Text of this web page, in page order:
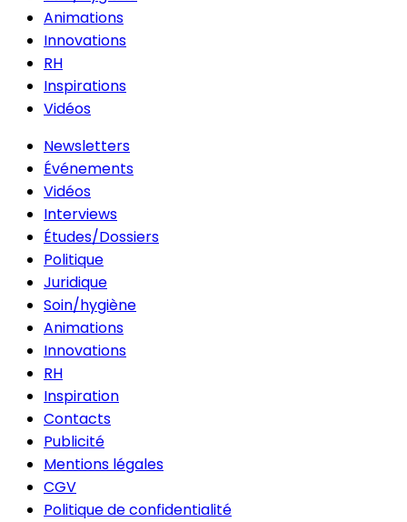
Animations
Innovations
RH
Inspirations
Vidéos
Newsletters
Événements
Vidéos
Interviews
Études/Dossiers
Politique
Juridique
Soin/hygiène
Animations
Innovations
RH
Inspiration
Contacts
Publicité
Mentions légales
CGV
Politique de confidentialité